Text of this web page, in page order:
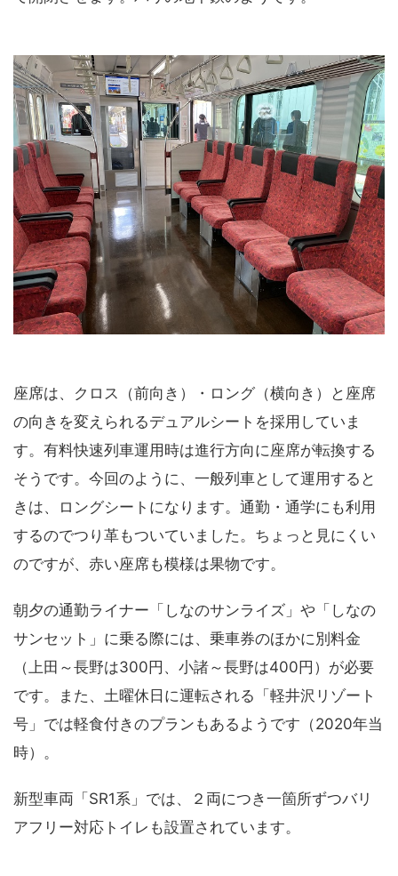
座席は、クロス（前向き）・ロング（横向き）と座席
の向きを変えられるデュアルシートを採用していま
す。有料快速列車運用時は進行方向に座席が転換する
そうです。今回のように、一般列車として運用すると
きは、ロングシートになります。通勤・通学にも利用
するのでつり革もついていました。ちょっと見にくい
のですが、赤い座席も模様は果物です。
朝夕の通勤ライナー「しなのサンライズ」や「しなの
サンセット」に乗る際には、乗車券のほかに別料金
（上田～長野は300円、小諸～長野は400円）が必要
です。また、土曜休日に運転される「軽井沢リゾート
号」では軽食付きのプランもあるようです（2020年当
時）。
新型車両「SR1系」では、２両につき一箇所ずつバリ
アフリー対応トイレも設置されています。